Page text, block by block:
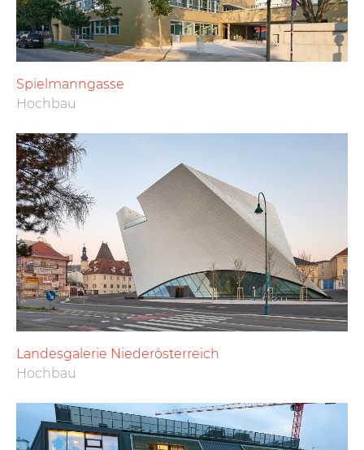
Spielmanngasse
Hochbau
Landesgalerie Niederösterreich
Hochbau